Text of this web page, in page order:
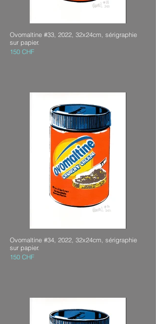
Ovomaltine #33, 2022, 32x24cm, sérigraphie
sur papier.
150 CHF
Ovomaltine #34, 2022, 32x24cm, sérigraphie
sur papier.
150 CHF